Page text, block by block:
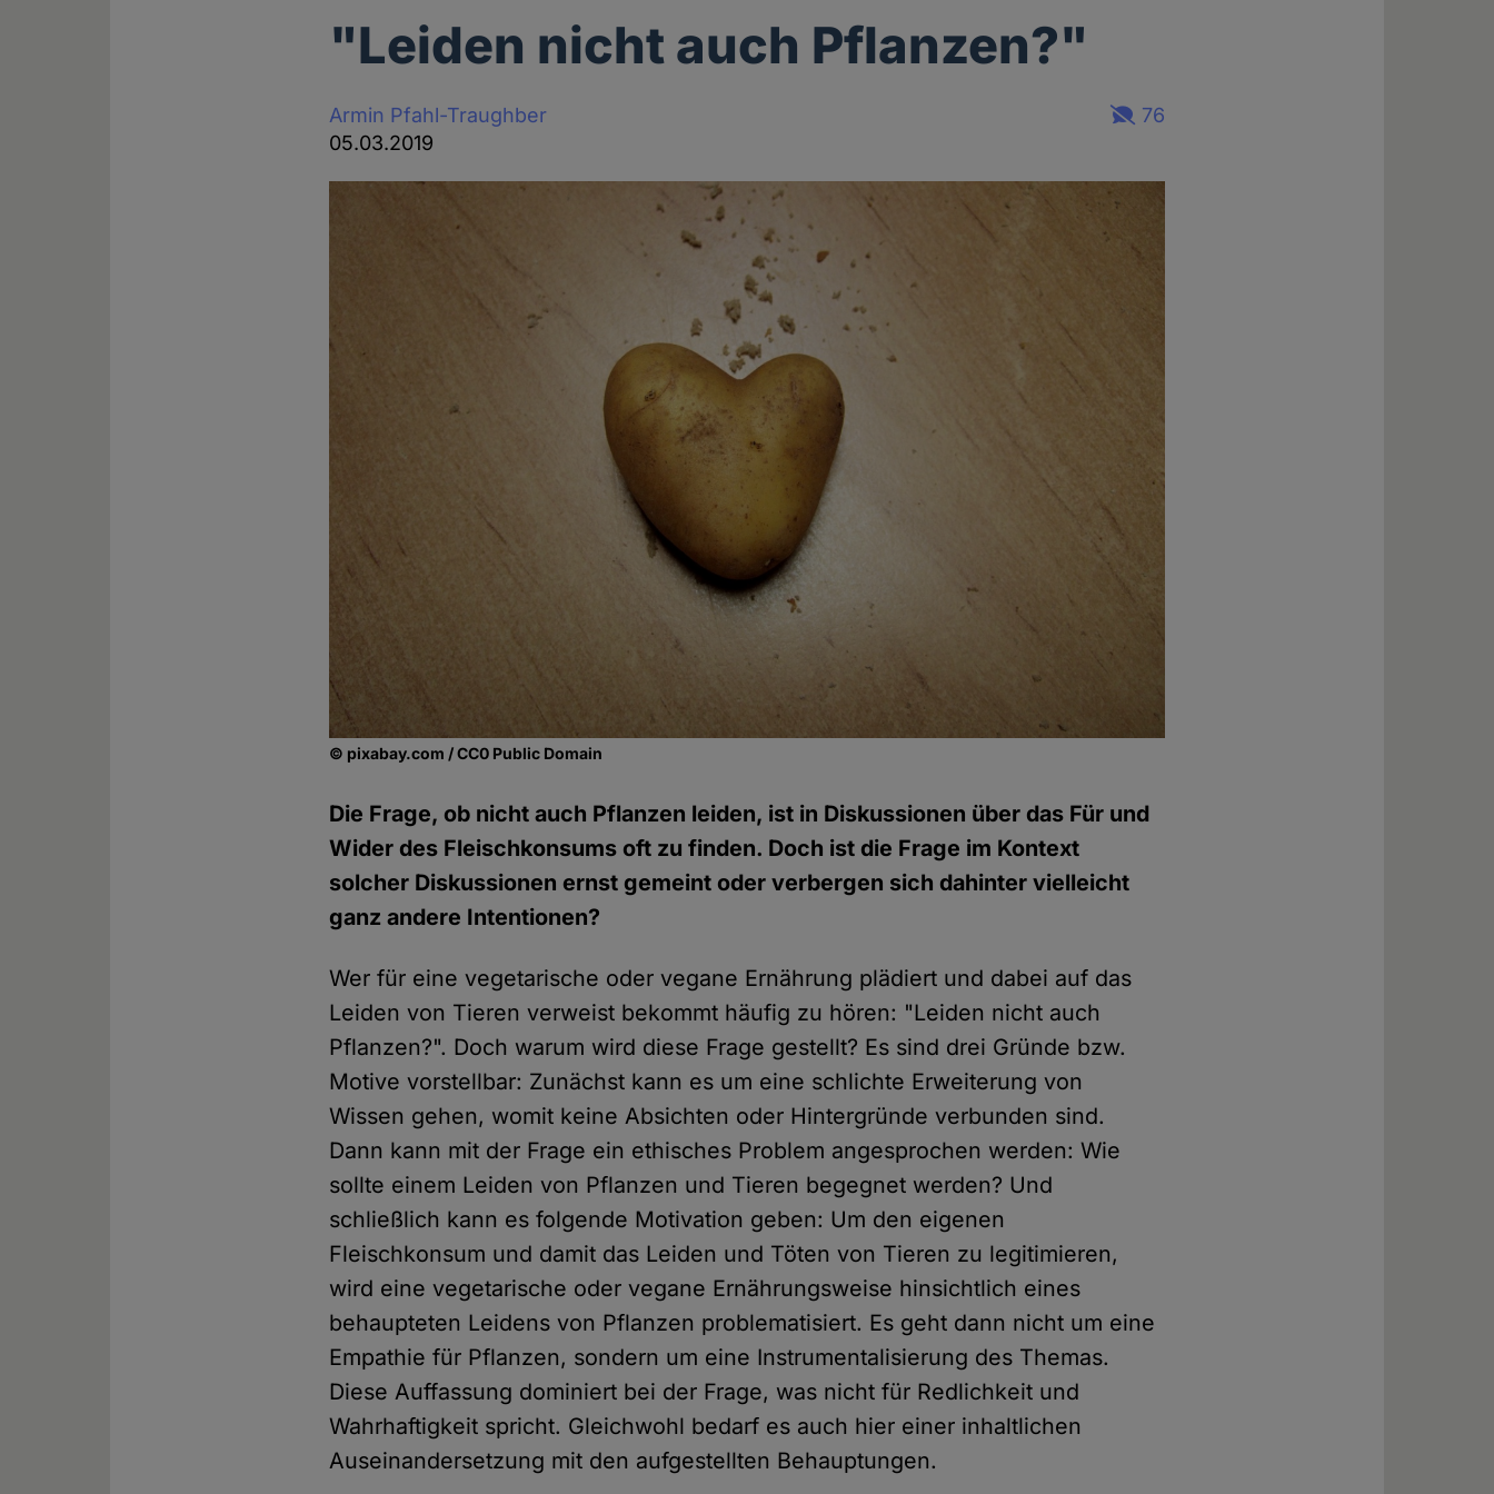
"Leiden nicht auch Pflanzen?"
Armin Pfahl-Traughber
05.03.2019
76
© pixabay.com / CC0 Public Domain
Die Frage, ob nicht auch Pflanzen leiden, ist in Diskussionen über das Für und
Wider des Fleischkonsums oft zu finden. Doch ist die Frage im Kontext
solcher Diskussionen ernst gemeint oder verbergen sich dahinter vielleicht
ganz andere Intentionen?
Wer für eine vegetarische oder vegane Ernährung plädiert und dabei auf das
Leiden von Tieren verweist bekommt häufig zu hören: "Leiden nicht auch
Pflanzen?". Doch warum wird diese Frage gestellt? Es sind drei Gründe bzw.
Motive vorstellbar: Zunächst kann es um eine schlichte Erweiterung von
Wissen gehen, womit keine Absichten oder Hintergründe verbunden sind.
Dann kann mit der Frage ein ethisches Problem angesprochen werden: Wie
sollte einem Leiden von Pflanzen und Tieren begegnet werden? Und
schließlich kann es folgende Motivation geben: Um den eigenen
Fleischkonsum und damit das Leiden und Töten von Tieren zu legitimieren,
wird eine vegetarische oder vegane Ernährungsweise hinsichtlich eines
behaupteten Leidens von Pflanzen problematisiert. Es geht dann nicht um eine
Empathie für Pflanzen, sondern um eine Instrumentalisierung des Themas.
Diese Auffassung dominiert bei der Frage, was nicht für Redlichkeit und
Wahrhaftigkeit spricht. Gleichwohl bedarf es auch hier einer inhaltlichen
Auseinandersetzung mit den aufgestellten Behauptungen.